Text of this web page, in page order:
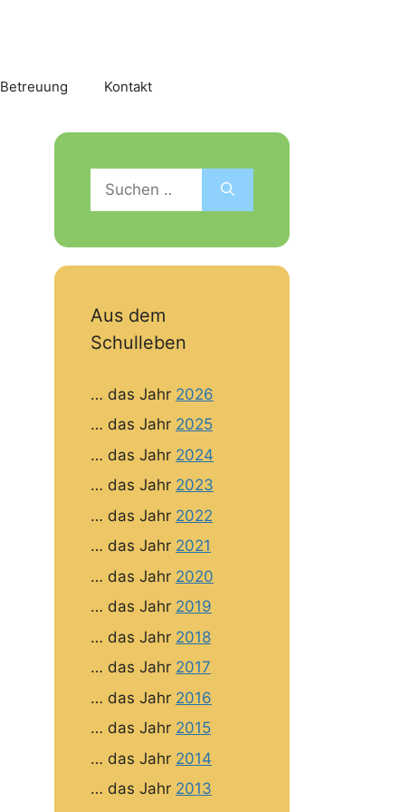
Betreuung Kontakt
nach:
Aus dem
Schulleben
… das Jahr 2026
… das Jahr 2025
… das Jahr 2024
… das Jahr 2023
… das Jahr 2022
… das Jahr 2021
… das Jahr 2020
… das Jahr 2019
… das Jahr 2018
… das Jahr 2017
… das Jahr 2016
… das Jahr 2015
… das Jahr 2014
… das Jahr 2013